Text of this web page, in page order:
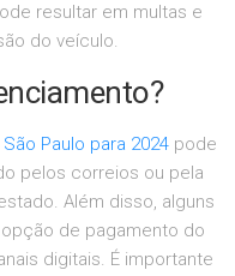
resultar em multas e
do veículo.
Paulo para 2024 pode
pelos correios ou pela
Além disso, alguns
de pagamento do
digitais. É importante